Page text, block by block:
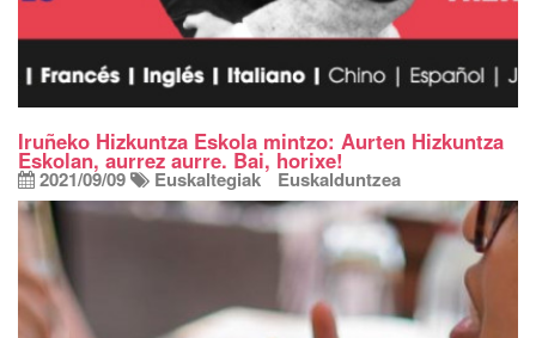
Iruñeko Hizkuntza Eskola mintzo: Aurten Hizkuntza
Eskolan, aurrez aurre. Bai, horixe!
2021/09/09 Euskaltegiak Euskalduntzea